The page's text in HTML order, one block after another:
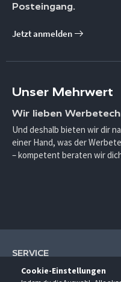
Cookie-Einstellungen
Posteingang.
Jetzt anmelden
Unser Mehrwert
Wir lieben
Und deshalb bieten wir dir
einer Hand, was der
– kompetent beraten wir
SERVICE
Hilfe und Information